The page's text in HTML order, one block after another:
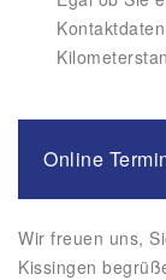
Online
Wir freuen uns,
Kissingen